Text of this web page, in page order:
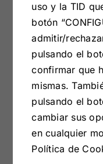
nuestros
servicio
profesional
empresa.
nuestros
uso y la TID
botón
admitir/
pulsando el
confirmar que
mismas.
pulsando el
cambiar sus
en cualquier
Política de